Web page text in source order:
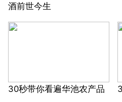
酒前世今生
30秒带你看遍华池农产品